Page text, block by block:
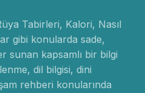
Tabirleri, Kalori, Nasıl
gibi konularda sade,
sunan kapsamlı bir bilgi
dil bilgisi, dini
rehberi konularında